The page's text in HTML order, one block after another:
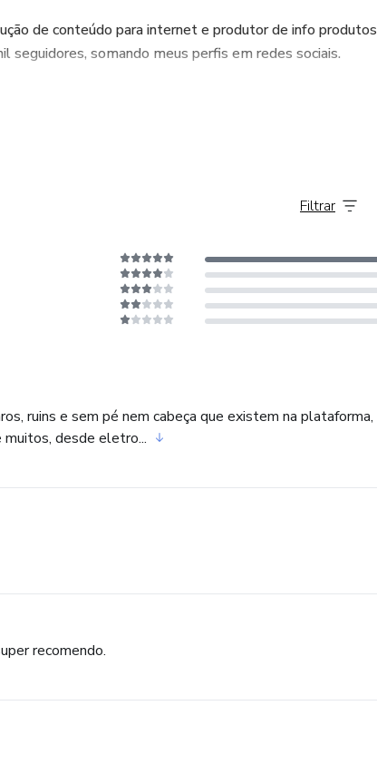
de conteúdo para internet e produtor de info produtos
seguidores, somando meus perfis em redes sociais.
Filtrar
ruins e sem pé nem cabeça que existem na plataforma,
muitos, desde eletro...
recomendo.